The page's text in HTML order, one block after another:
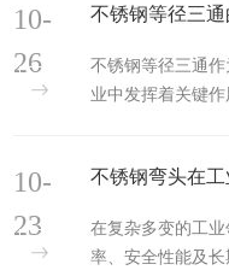
不锈钢等径三
不锈钢等径三通
业中发挥着关键
10-
26
不锈钢弯头在
在复杂多变的工
率、安全性能及
10-
23